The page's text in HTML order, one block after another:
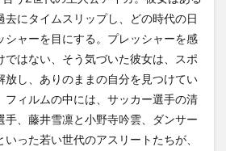
去にタイムスリップし、どの時代の日
シャーを目にする。プレッシャーを感
ではない、そう気づいた彼女は、スポ
放し、ありのままの自分を見つけてい
フィルムの中には、サッカー選手の清
手、藤井雪凛と小野寺吟雲、ダンサー
った若い世代のアスリートたちが、